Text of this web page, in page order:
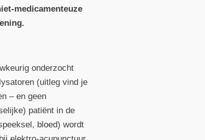
medicamenteuze
onderzocht
(uitleg vind je
– en geen
patiënt in de
bloed) wordt